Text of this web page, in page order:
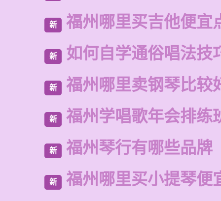
新 福州哪里买吉他便宜
新 如何自学通俗唱法技
新 福州哪里卖钢琴比较
新 福州学唱歌年会排练
新 福州琴行有哪些品牌
新 福州哪里买小提琴便